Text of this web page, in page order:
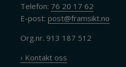
Telefon: 76 20 17 62
E-post:post@framsikt.no
Org.nr. 913 187 512
› Kontakt oss